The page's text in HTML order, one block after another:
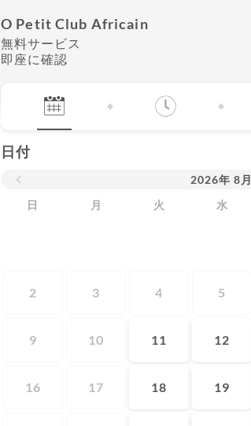
O Petit Club Africain
無料サービス
即座に確認
日付
2026年 8月
日
月 火 水
2 3 4 5
9 10 11 12
16 17 18 19